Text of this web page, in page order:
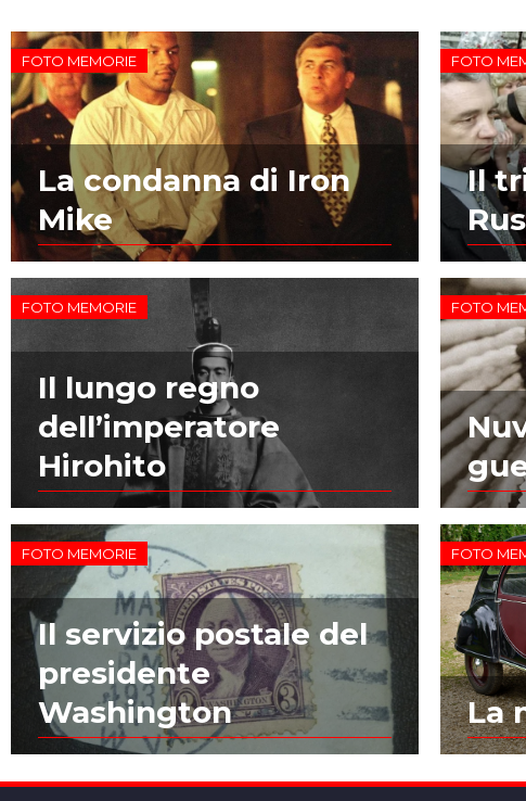
FOTO MEMORIE
La condanna di Iron
Mike
FOTO
Il
FOTO MEMORIE
Il lungo regno
dell’imperatore
Hirohito
FOTO
FOTO MEMORIE
Il servizio postale del
presidente
Washington
FOTO
La